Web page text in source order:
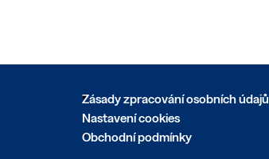
Zásady zpracování osobních údajů
Nastavení cookies
Obchodní podmínky